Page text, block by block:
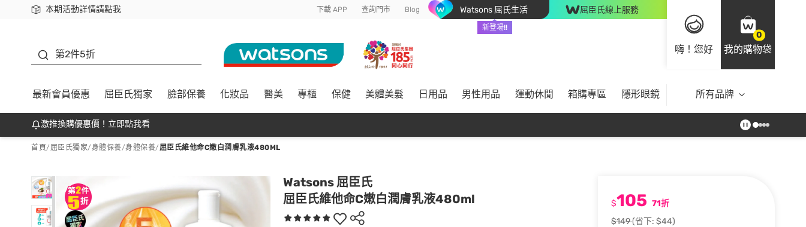
本期活動詳情請點我
下載app最高回饋$350 下載 APP 查詢門市 Blog Watsons 屈氏生活
新登場!!
屈臣氏線上服務
嗨！您好
0
我的購物袋
第2件5折
最新會員優惠 屈臣氏獨家 臉部保養 化妝品 醫美 專櫃 保健 美體美髮 日用品 男性用品 運動休閒 箱購專區 隱形眼鏡 所有品牌
激推換購優惠價！立即點我看
首頁/ 屈臣氏獨家/身體保養/身體保養/屈臣氏維他命C嫩白潤膚乳液480ML
Watsons 屈臣氏
屈臣氏維他命C嫩白潤膚乳液480ml
$105 71折
$149(省下: $44)